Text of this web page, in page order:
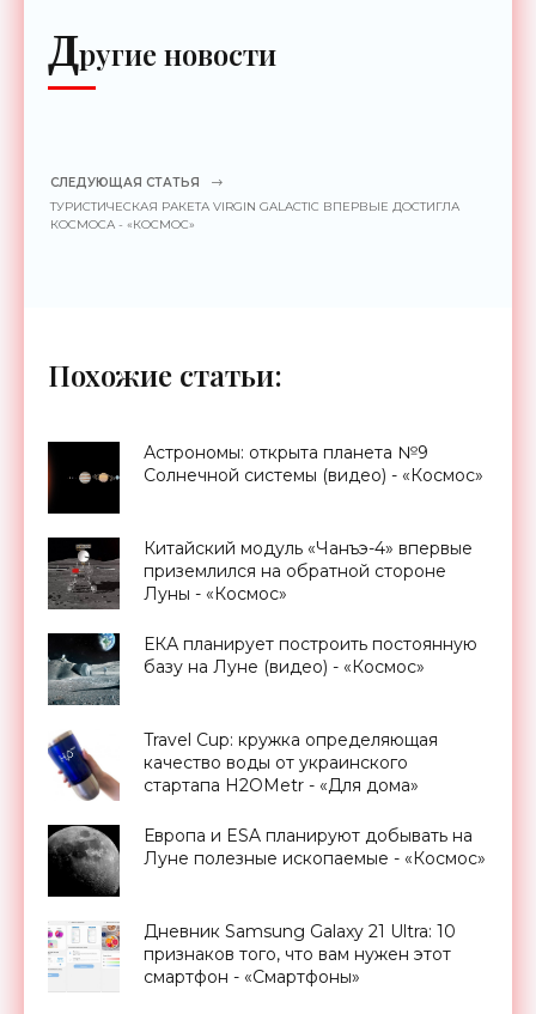
Другие новости
СЛЕДУЮЩАЯ СТАТЬЯ
ТУРИСТИЧЕСКАЯ РАКЕТА VIRGIN GALACTIC ВПЕРВЫЕ ДОСТИГЛА
КОСМОСА - «КОСМОС»
Похожие статьи:
Астрономы: открыта планета №9
Солнечной системы (видео) - «Космос»
Китайский модуль «Чанъэ-4» впервые
приземлился на обратной стороне
Луны - «Космос»
ЕКА планирует построить постоянную
базу на Луне (видео) - «Космос»
Travel Cup: кружка определяющая
качество воды от украинского
стартапа H2OMetr - «Для дома»
Европа и ESA планируют добывать на
Луне полезные ископаемые - «Космос»
Дневник Samsung Galaxy 21 Ultra: 10
признаков того, что вам нужен этот
смартфон - «Смартфоны»